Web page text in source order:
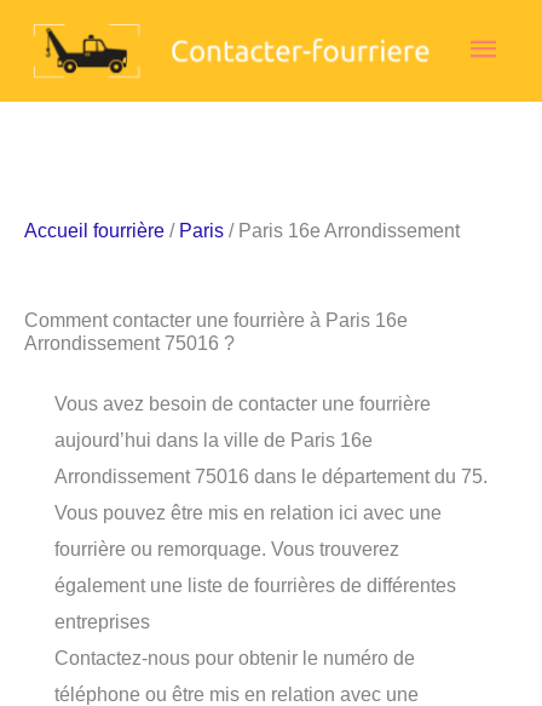
Accueil fourrière / Paris / Paris 16e Arrondissement
Comment contacter une fourrière à Paris 16e
Arrondissement 75016 ?
Vous avez besoin de contacter une fourrière
aujourd’hui dans la ville de Paris 16e
Arrondissement 75016 dans le département du 75.
Vous pouvez être mis en relation ici avec une
fourrière ou remorquage. Vous trouverez
également une liste de fourrières de différentes
entreprises
Contactez-nous pour obtenir le numéro de
téléphone ou être mis en relation avec une